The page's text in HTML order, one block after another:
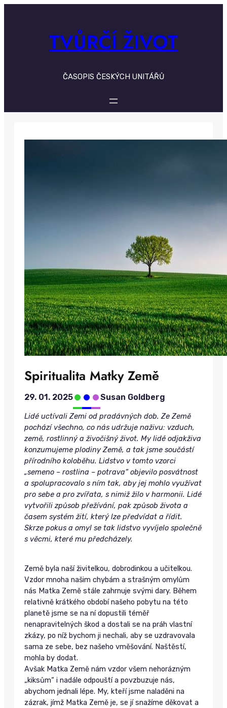
TVŮRČÍ ŽIVOT
ČASOPIS ČESKÝCH UNITÁŘŮ
Spiritualita Matky Země
29. 01. 2025•••Susan Goldberg
Lidé uctívali Zemi od pradávných dob. Ze Země
pochází všechno, co nás udržuje naživu: vzduch,
země, rostlinný a živočišný život. My lidé odjakživa
konzumujeme plodiny Země, a tak jsme součástí
přírodního koloběhu. Lidstvo v tomto vzorci
„semeno – rostlina – potrava“ objevilo posvátnost
a spolupracovalo s ním tak, aby jej mohlo využívat
pro sebe a pro zvířata, s nimiž žilo v harmonii. Lidé
vytvořili způsob přežívání, pak způsob života a
časem systém žití, který lze předvídat a řídit.
Skrze pokus a omyl se tak lidstvo vyvíjelo společně
s věcmi, které mu předcházely.
Země byla naší živitelkou, dobrodinkou a učitelkou.
Vzdor mnoha našim chybám a strašným omylům
nás Matka Země stále zahrnuje svými dary. Během
relativně krátkého období našeho pobytu na této
planetě jsme se na ní dopustili téměř
nenapravitelných škod a dostali se na práh vlastní
zkázy, po níž bychom ji nechali, aby se uzdravovala
sama ze sebe, bez našeho vměšování. Naštěstí,
mohla by dodat.
Avšak Matka Země nám vzdor všem nehorázným
„kiksům“ i nadále odpouští a povzbuzuje nás,
abychom jednali lépe. My, kteří jsme naladěni na
zázrak, jímž Matka Země je, se jí snažíme děkovat a